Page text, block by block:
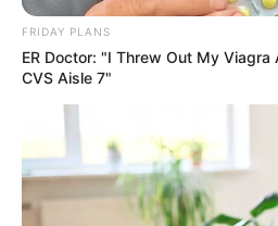
En la mañana del mercado
FRIDAY PLANS
ER Doctor: "I Threw Out My Viagra
CVS Aisle 7"